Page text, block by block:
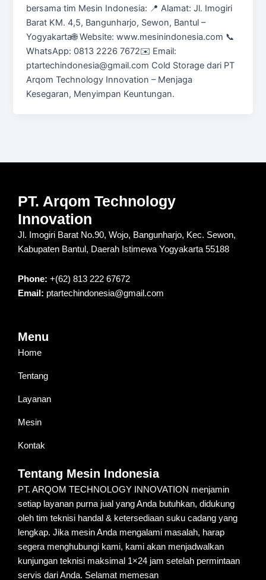
bersama tim Mesin Indonesia: 📍 Alamat: Jl. Imogiri
Barat KM. 4,5, Bangunharjo, Sewon, Bantul –
Yogyakarta🌐 Website: www.mesinindonesia.com 📞
WhatsApp: 0813 2226 7672✉️ Email:
ptartechindonesia@gmail.com Cold Storage dari PT
Arqom Technology Innovation – Menjaga
Kesegaran, Menyimpan Keuntungan.
PT. Arqom Technology
Innovation
Jl. Imogiri Barat No.90, Wojo, Bangunharjo, Kec. Sewon,
Kabupaten Bantul, Daerah Istimewa Yogyakarta 55188
Phone: +(62) 813 222 67672
Email: ptartechindonesia@gmail.com
Menu
Home
Tentang
Layanan
Mesin
Kontak
Tentang Mesin Indonesia
PT. ARQOM TECHNOLOGY INNOVATION menjamin
setiap layanan purna jual yang Anda butuhkan, didukung
oleh tim teknisi handal & ketersediaan suku cadang yang
lengkap. Jika mesin Anda mengalami masalah, harap
segera menghubungi kami, kami akan menjadwalkan
kunjungan teknisi maksimal 1×24 jam setelah permintaan
servis dari Anda. Selamat memesan